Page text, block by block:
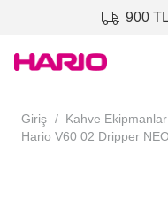
900
Giriş / Kahve
Hario V60 02 Dripper NEO